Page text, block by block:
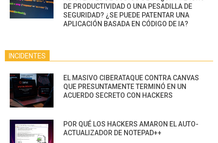
DE PRODUCTIVIDAD O UNA PESADILLA DE
SEGURIDAD? ¿SE PUEDE PATENTAR UNA
APLICACIÓN BASADA EN CÓDIGO DE IA?
INCIDENTES
EL MASIVO CIBERATAQUE CONTRA CANVAS
QUE PRESUNTAMENTE TERMINÓ EN UN
ACUERDO SECRETO CON HACKERS
POR QUÉ LOS HACKERS AMARON EL AUTO-
ACTUALIZADOR DE NOTEPAD++